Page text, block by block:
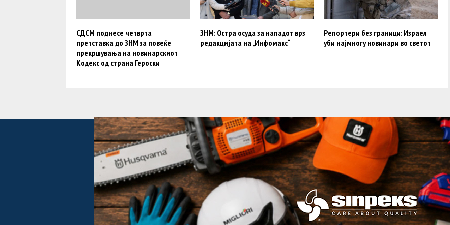
СДСМ поднесе четврта
претставка до ЗНМ за повеќе
прекршувања на новинарскиот
Кодекс од страна Героски
ЗНМ: Остра осуда за нападот врз
редакцијата на „Инфомакс“
Репортери без граници: Израел
уби најмногу новинари во светот
Facebook Twitter Youtube
Импресум Контакт Маркетинг Услови за користење
@2019 - A1on. Сите права задржани.